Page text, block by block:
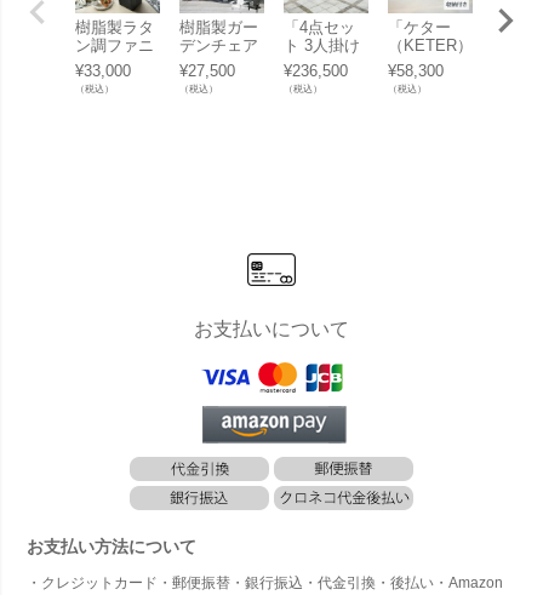
樹脂製ラタ
ン調ファニ
チャー「ケ
ター （KET
ER） アイ
¥33,000
（税込）
樹脂製ガー
デンチェア
「ケター
（KETER）
アルパイン
¥27,500
（税込）
「4点セッ
ト 3人掛け
ガーデンソ
ファー・ア
ームチェア
¥236,500
（税込）
「ケター
（KETER）
サレモ 収納
付きガーデ
ンテーブ
¥58,300
（税込）
ガー
お支払いについて
お支払い方法について
・クレジットカード・郵便振替・銀行振込・代金引換・後払い・Amazon